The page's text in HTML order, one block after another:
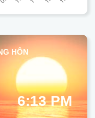
HÔN
6:13 PM